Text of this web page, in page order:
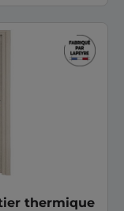
thermique